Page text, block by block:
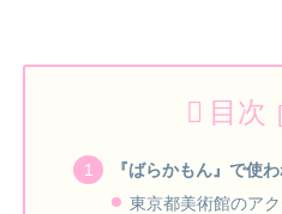
目次
『ばらかもん』で使
東京都美術館のア